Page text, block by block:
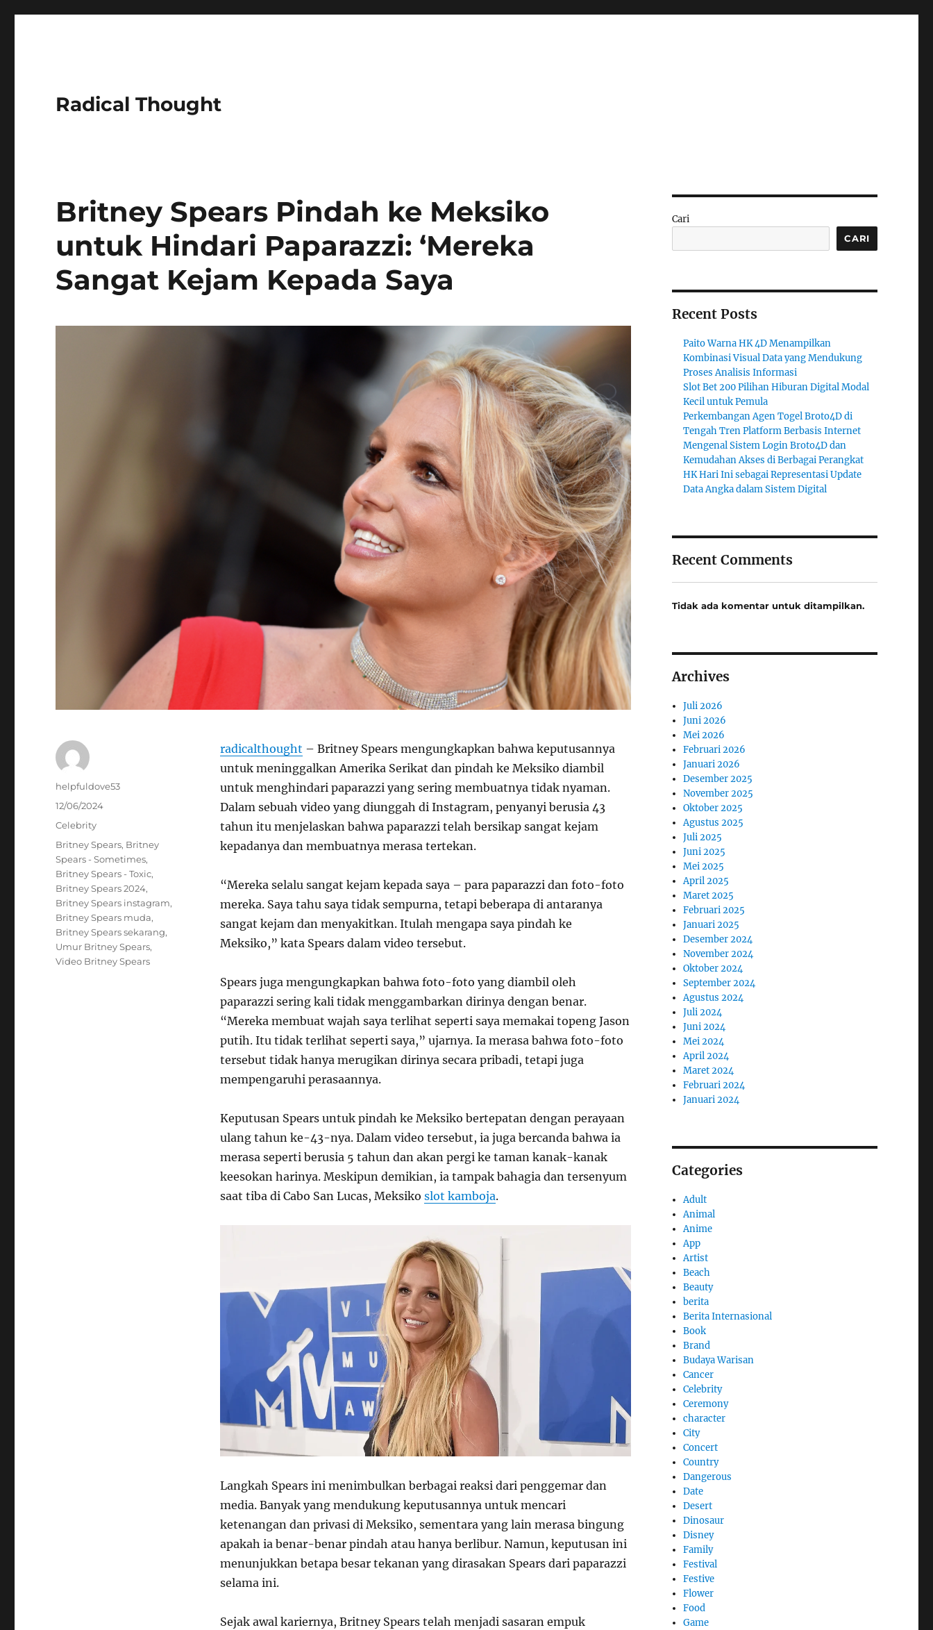
Radical Thought
Britney Spears Pindah ke Meksiko
untuk Hindari Paparazzi: ‘Mereka
Sangat Kejam Kepada Saya
radicalthought – Britney Spears mengungkapkan bahwa keputusannya
untuk meninggalkan Amerika Serikat dan pindah ke Meksiko diambil
untuk menghindari paparazzi yang sering membuatnya tidak nyaman.
Dalam sebuah video yang diunggah di Instagram, penyanyi berusia 43
tahun itu menjelaskan bahwa paparazzi telah bersikap sangat kejam
kepadanya dan membuatnya merasa tertekan.
“Mereka selalu sangat kejam kepada saya – para paparazzi dan foto-foto
mereka. Saya tahu saya tidak sempurna, tetapi beberapa di antaranya
sangat kejam dan menyakitkan. Itulah mengapa saya pindah ke
Meksiko,” kata Spears dalam video tersebut.
Spears juga mengungkapkan bahwa foto-foto yang diambil oleh
paparazzi sering kali tidak menggambarkan dirinya dengan benar.
“Mereka membuat wajah saya terlihat seperti saya memakai topeng Jason
putih. Itu tidak terlihat seperti saya,” ujarnya. Ia merasa bahwa foto-foto
tersebut tidak hanya merugikan dirinya secara pribadi, tetapi juga
mempengaruhi perasaannya.
Keputusan Spears untuk pindah ke Meksiko bertepatan dengan perayaan
ulang tahun ke-43-nya. Dalam video tersebut, ia juga bercanda bahwa ia
merasa seperti berusia 5 tahun dan akan pergi ke taman kanak-kanak
keesokan harinya. Meskipun demikian, ia tampak bahagia dan tersenyum
saat tiba di Cabo San Lucas, Meksiko slot kamboja.
Langkah Spears ini menimbulkan berbagai reaksi dari penggemar dan
media. Banyak yang mendukung keputusannya untuk mencari
ketenangan dan privasi di Meksiko, sementara yang lain merasa bingung
apakah ia benar-benar pindah atau hanya berlibur. Namun, keputusan ini
menunjukkan betapa besar tekanan yang dirasakan Spears dari paparazzi
selama ini.
Sejak awal kariernya, Britney Spears telah menjadi sasaran empuk
Author
helpfuldove53
Posted
12/06/2024
Categories
Celebrity
Tags
Britney Spears, Britney
Spears - Sometimes,
Britney Spears - Toxic,
Britney Spears 2024,
Britney Spears instagram,
Britney Spears muda,
Britney Spears sekarang,
Umur Britney Spears,
Video Britney Spears
Cari
CARI
Recent Posts
Paito Warna HK 4D Menampilkan
Kombinasi Visual Data yang Mendukung
Proses Analisis Informasi
Slot Bet 200 Pilihan Hiburan Digital Modal
Kecil untuk Pemula
Perkembangan Agen Togel Broto4D di
Tengah Tren Platform Berbasis Internet
Mengenal Sistem Login Broto4D dan
Kemudahan Akses di Berbagai Perangkat
HK Hari Ini sebagai Representasi Update
Data Angka dalam Sistem Digital
Recent Comments
Tidak ada komentar untuk ditampilkan.
Archives
Juli 2026
Juni 2026
Mei 2026
Februari 2026
Januari 2026
Desember 2025
November 2025
Oktober 2025
Agustus 2025
Juli 2025
Juni 2025
Mei 2025
April 2025
Maret 2025
Februari 2025
Januari 2025
Desember 2024
November 2024
Oktober 2024
September 2024
Agustus 2024
Juli 2024
Juni 2024
Mei 2024
April 2024
Maret 2024
Februari 2024
Januari 2024
Categories
Adult
Animal
Anime
App
Artist
Beach
Beauty
berita
Berita Internasional
Book
Brand
Budaya Warisan
Cancer
Celebrity
Ceremony
character
City
Concert
Country
Dangerous
Date
Desert
Dinosaur
Disney
Family
Festival
Festive
Flower
Food
Game